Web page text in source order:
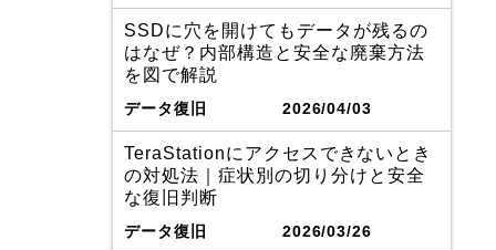
SSDに穴を開けてもデータが残るの
はなぜ？内部構造と安全な廃棄方法
を図で解説
データ復旧 2026/04/03
TeraStationにアクセスできないとき
の対処法｜症状別の切り分けと安全
な復旧判断
データ復旧 2026/03/26